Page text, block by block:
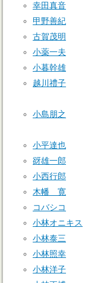
幸田真音
甲野善紀
古賀茂明
小薬一夫
小暮幹雄
越川禮子
小島朋之
小平達也
谺雄一郎
小西行郎
木幡 寛
コバシコ
小林オニキス
小林泰三
小林照幸
小林洋子